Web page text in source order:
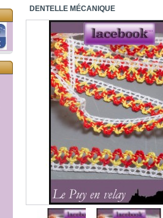
DENTELLE MÉCANIQUE